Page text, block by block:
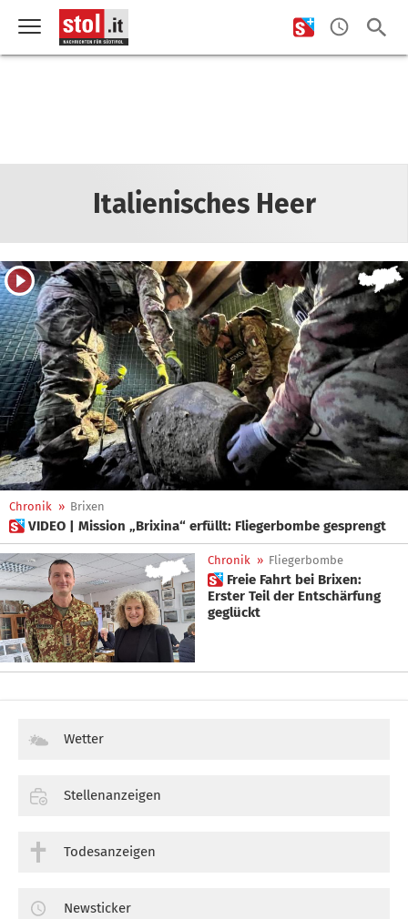
Italienisches Heer
Chronik » Brixen
 VIDEO | Mission „Brixina“ erfüllt: Fliegerbombe gesprengt
Chronik » Fliegerbombe
 Freie Fahrt bei Brixen:
Erster Teil der Entschärfung
geglückt
Wetter
Stellenanzeigen
Todesanzeigen
Newsticker